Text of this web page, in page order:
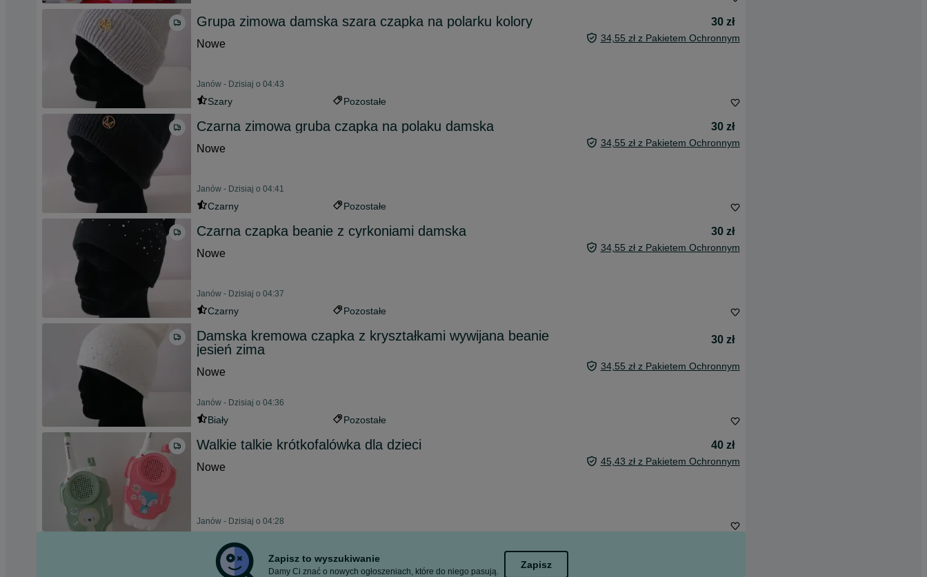
Grupa zimowa damska szara czapka na polarku kolory
30 zł
Nowe
34,55 zł z Pakietem Ochronnym
Janów - Dzisiaj o 04:43
Szary Pozostałe
Czarna zimowa gruba czapka na polaku damska
30 zł
Nowe
34,55 zł z Pakietem Ochronnym
Janów - Dzisiaj o 04:41
Czarny Pozostałe
Czarna czapka beanie z cyrkoniami damska
30 zł
Nowe
34,55 zł z Pakietem Ochronnym
Janów - Dzisiaj o 04:37
Czarny Pozostałe
Damska kremowa czapka z kryształkami wywijana beanie
jesień zima
30 zł
Nowe 34,55 zł z Pakietem Ochronnym
Janów - Dzisiaj o 04:36
Biały Pozostałe
Walkie talkie krótkofalówka dla dzieci
40 zł
Nowe
45,43 zł z Pakietem Ochronnym
Janów - Dzisiaj o 04:28
Zapisz to wyszukiwanie
Damy Ci znać o nowych ogłoszeniach, które do niego pasują.
Zapisz